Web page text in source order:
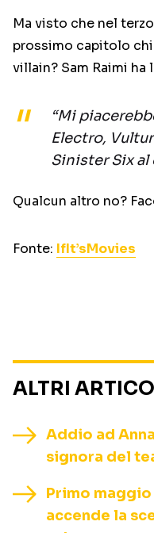
Ma visto che nel
prossimo capitolo
villain? Sam Raimi ha
“Mi
Electro,
Sinister Six al
Qualcun altro no?
Fonte: IfIt’sMovies
ALTRI
Addio ad
signora del
Primo
accende la